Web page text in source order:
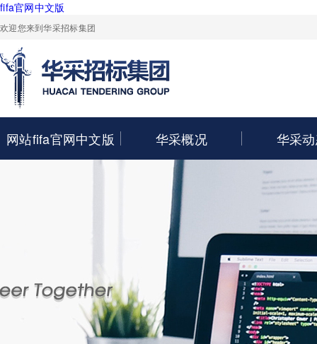
fifa官网中文版
欢迎您来到华采招标集团
网站fifa官网中文版 华采概况 华采